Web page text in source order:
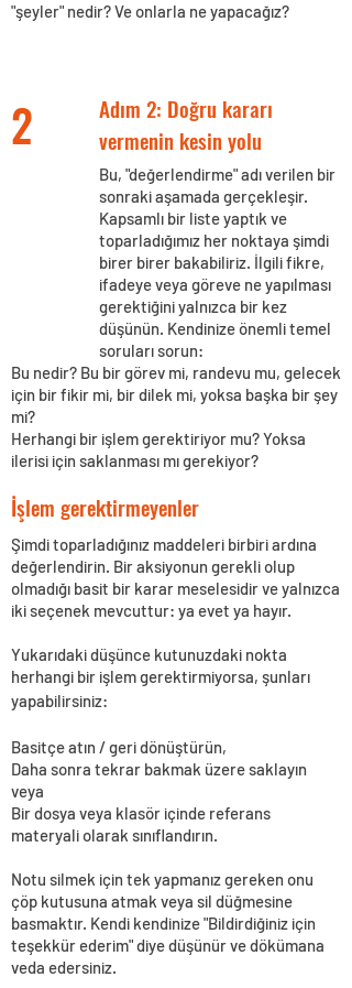
"şeyler" nedir? Ve onlarla ne yapacağız?
Adım 2: Doğru kararı
vermenin kesin yolu
2
Bu, "değerlendirme" adı verilen bir
sonraki aşamada gerçekleşir.
Kapsamlı bir liste yaptık ve
toparladığımız her noktaya şimdi
birer birer bakabiliriz. İlgili fikre,
ifadeye veya göreve ne yapılması
gerektiğini yalnızca bir kez
düşünün. Kendinize önemli temel
soruları sorun:
Bu nedir? Bu bir görev mi, randevu mu, gelecek
için bir fikir mi, bir dilek mi, yoksa başka bir şey
mi?
Herhangi bir işlem gerektiriyor mu? Yoksa
ilerisi için saklanması mı gerekiyor?
İşlem gerektirmeyenler
Şimdi toparladığınız maddeleri birbiri ardına
değerlendirin. Bir aksiyonun gerekli olup
olmadığı basit bir karar meselesidir ve yalnızca
iki seçenek mevcuttur: ya evet ya hayır.
Yukarıdaki düşünce kutunuzdaki nokta
herhangi bir işlem gerektirmiyorsa, şunları
yapabilirsiniz:
Basitçe atın / geri dönüştürün,
Daha sonra tekrar bakmak üzere saklayın
veya
Bir dosya veya klasör içinde referans
materyali olarak sınıflandırın.
Notu silmek için tek yapmanız gereken onu
çöp kutusuna atmak veya sil düğmesine
basmaktır. Kendi kendinize "Bildirdiğiniz için
teşekkür ederim" diye düşünür ve dökümana
veda edersiniz.